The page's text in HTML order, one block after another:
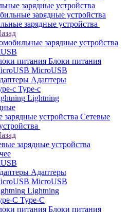
зарядные устройства
зарядные устройства
зарядные устройства
Блоки питания
MicroUSB
Адаптеры
Type-c
Lightning
Сетевые
зарядные устройства
Адаптеры
MicroUSB
Lightning
Type-C
Блоки питания